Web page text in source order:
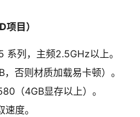
目）
列，主频2.5GHz以上。
否则材质加载易卡顿）。
（4GB显存以上）。
度。